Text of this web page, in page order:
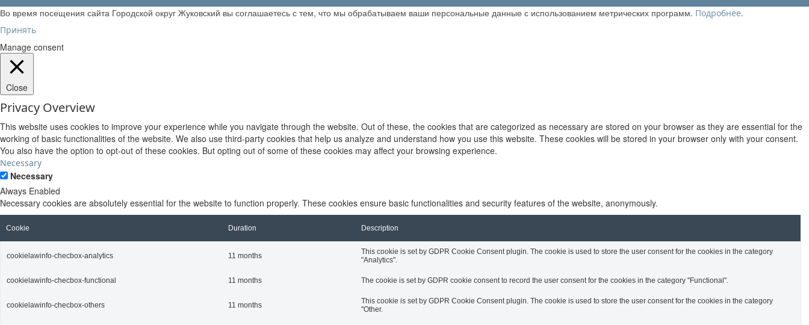
Во время посещения сайта Городской округ Жуковский вы соглашаетесь с тем, что мы обрабатываем ваши персональные данные с использованием метрических программ. Подробнее.
Принять
Manage consent
Close
Privacy Overview
This website uses cookies to improve your experience while you navigate through the website. Out of these, the cookies that are categorized as necessary are stored on your browser as they are essential for the
working of basic functionalities of the website. We also use third-party cookies that help us analyze and understand how you use this website. These cookies will be stored in your browser only with your consent.
You also have the option to opt-out of these cookies. But opting out of some of these cookies may affect your browsing experience.
Necessary
Necessary
Always Enabled
Necessary cookies are absolutely essential for the website to function properly. These cookies ensure basic functionalities and security features of the website, anonymously.
Cookie Duration Description
cookielawinfo-checbox-analytics 11 months
This cookie is set by GDPR Cookie Consent plugin. The cookie is used to store the user consent for the cookies in the category
"Analytics".
cookielawinfo-checbox-functional 11 months The cookie is set by GDPR cookie consent to record the user consent for the cookies in the category "Functional".
cookielawinfo-checbox-others 11 months
This cookie is set by GDPR Cookie Consent plugin. The cookie is used to store the user consent for the cookies in the category
"Other.